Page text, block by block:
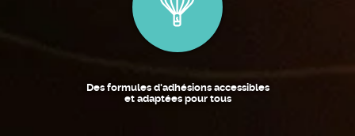
Des formules d'adhésions accessibles
et adaptées pour tous